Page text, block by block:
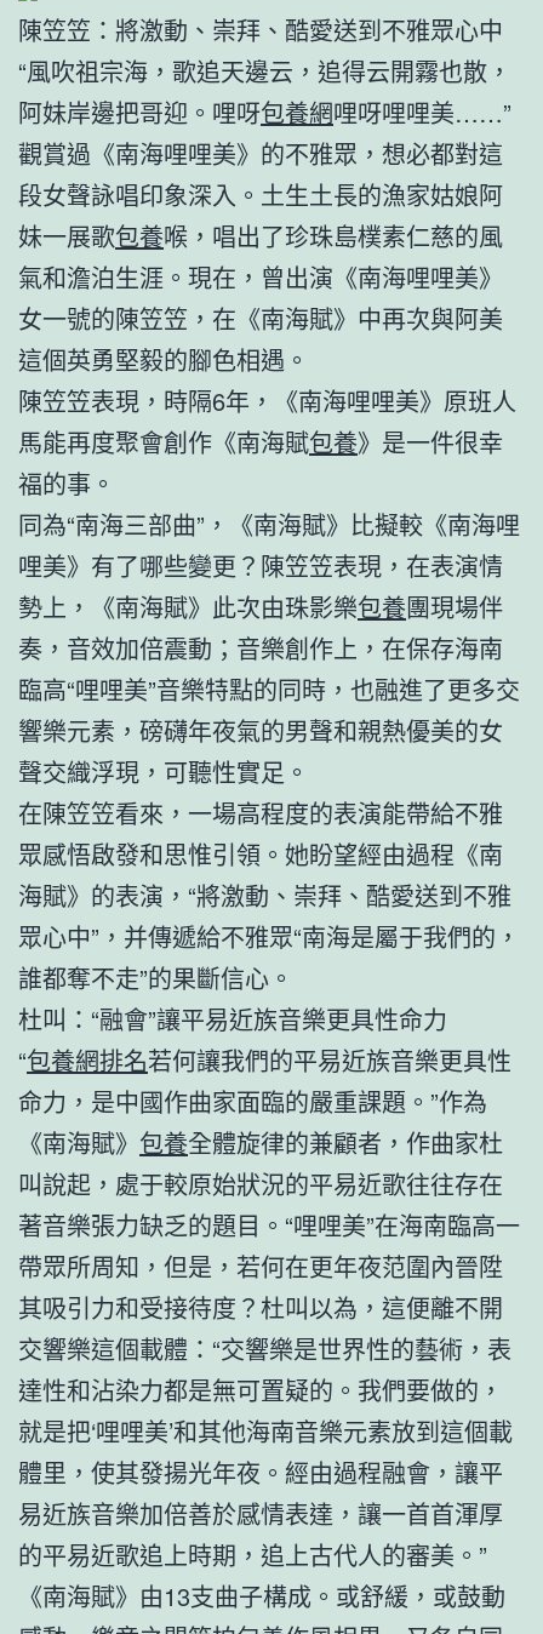
陳笠笠：將激動、崇拜、酷愛送到不雅眾心中
“風吹祖宗海，歌追天邊云，追得云開霧也散，
阿妹岸邊把哥迎。哩呀包養網哩呀哩哩美……”
觀賞過《南海哩哩美》的不雅眾，想必都對這
段女聲詠唱印象深入。土生土長的漁家姑娘阿
妹一展歌包養喉，唱出了珍珠島樸素仁慈的風
氣和澹泊生涯。現在，曾出演《南海哩哩美》
女一號的陳笠笠，在《南海賦》中再次與阿美
這個英勇堅毅的腳色相遇。
陳笠笠表現，時隔6年，《南海哩哩美》原班人
馬能再度聚會創作《南海賦包養》是一件很幸
福的事。
同為“南海三部曲”，《南海賦》比擬較《南海哩
哩美》有了哪些變更？陳笠笠表現，在表演情
勢上，《南海賦》此次由珠影樂包養團現場伴
奏，音效加倍震動；音樂創作上，在保存海南
臨高“哩哩美”音樂特點的同時，也融進了更多交
響樂元素，磅礴年夜氣的男聲和親熱優美的女
聲交織浮現，可聽性實足。
在陳笠笠看來，一場高程度的表演能帶給不雅
眾感悟啟發和思惟引領。她盼望經由過程《南
海賦》的表演，“將激動、崇拜、酷愛送到不雅
眾心中”，并傳遞給不雅眾“南海是屬于我們的，
誰都奪不走”的果斷信心。
杜叫：“融會”讓平易近族音樂更具性命力
“包養網排名若何讓我們的平易近族音樂更具性
命力，是中國作曲家面臨的嚴重課題。”作為
《南海賦》 包養全體旋律的兼顧者，作曲家杜
叫說起，處于較原始狀況的平易近歌往往存在
著音樂張力缺乏的題目。“哩哩美”在海南臨高一
帶眾所周知，但是，若何在更年夜范圍內晉陞
其吸引力和受接待度？杜叫以為，這便離不開
交響樂這個載體：“交響樂是世界性的藝術，表
達性和沾染力都是無可置疑的。我們要做的，
就是把‘哩哩美’和其他海南音樂元素放到這個載
體里，使其發揚光年夜。經由過程融會，讓平
易近族音樂加倍善於感情表達，讓一首首渾厚
的平易近歌追上時期，追上古代人的審美。”
《南海賦》由13支曲子構成。或舒緩，或鼓動